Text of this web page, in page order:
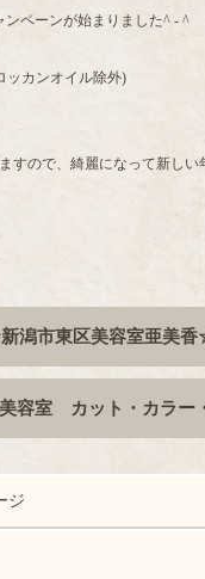
ンペーンが始まりました^ - ^
ッカンオイル除外)
すので、綺麗になって新し
潟市東区美容室亜美
容室 カット・カラー
ジ